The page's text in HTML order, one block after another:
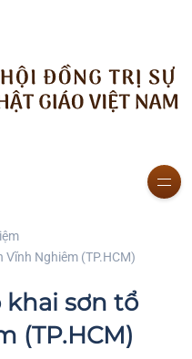
Nghiêm (TP.HCM)
khai sơn tổ
(TP.HCM)